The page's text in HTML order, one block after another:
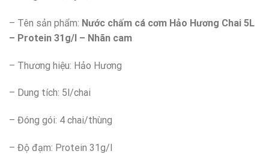
– Tên sản phẩm: Nước chấm cá cơm Hảo Hương Chai 5L
– Protein 31g/l – Nhãn cam
– Thương hiệu: Hảo Hương
– Dung tích: 5l/chai
– Đóng gói: 4 chai/thùng
– Độ đạm: Protein 31g/l